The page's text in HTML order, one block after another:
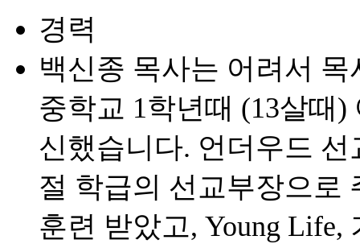
경력
백신종 목사는 어려서
중학교 1학년때 (13살때
신했습니다. 언더우드
절 학급의 선교부장으로
훈련 받았고, Young